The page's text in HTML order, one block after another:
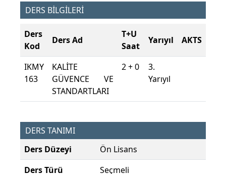
DERS BİLGİLERİ
Ders
Kod
Ders Ad
T+U
Saat
Yarıyıl AKTS
IKMY
163
KALİTE
GÜVENCE VE
STANDARTLARI
2 + 0
3.
Yarıyıl
DERS TANIMI
Ders Düzeyi
Ön Lisans
Ders Türü
Seçmeli